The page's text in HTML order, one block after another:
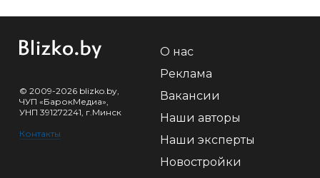
© 2009-2026 blizko.by,
ЧУП «БарокМедиа»,
УНП 391272241, г.Минск
Контакты
О нас
Реклама
Вакансии
Наши авторы
Наши эксперты
Новостройки